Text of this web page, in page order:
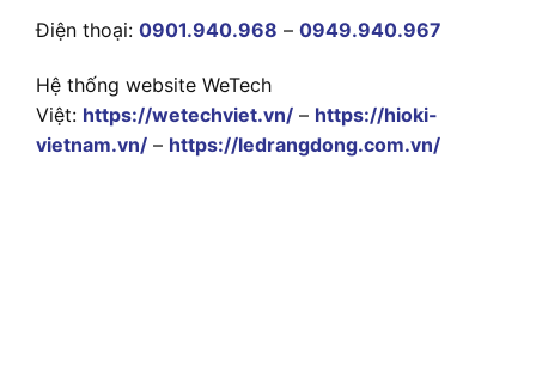
Điện thoại: 0901.940.968 – 0949.940.967
Hệ thống website WeTech
Việt: https://wetechviet.vn/ – https://hioki-
vietnam.vn/ – https://ledrangdong.com.vn/